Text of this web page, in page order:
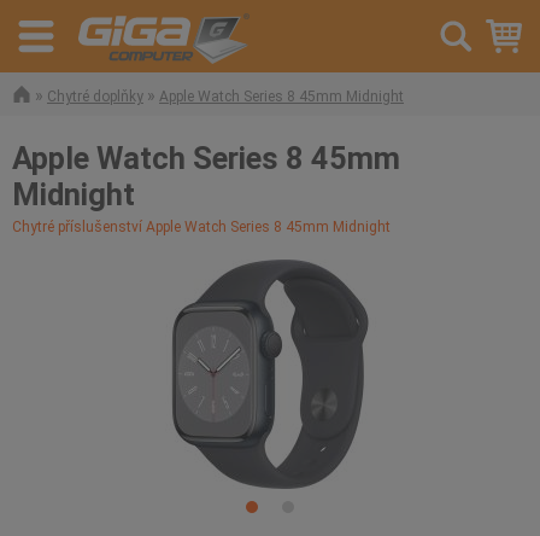
» Chytré doplňky » Apple Watch Series 8 45mm Midnight
Apple Watch Series 8 45mm
Midnight
Chytré příslušenství Apple Watch Series 8 45mm Midnight